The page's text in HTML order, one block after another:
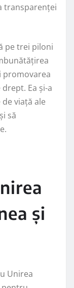
transparenței
pe trei piloni
promovarea
Ea și-a
viață ale
să
și
Unirea